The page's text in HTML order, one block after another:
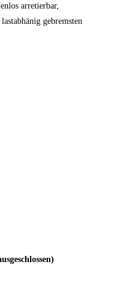
arretierbar,
gebremsten